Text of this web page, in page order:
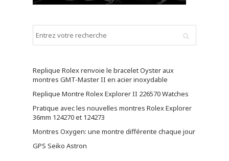
Replique Rolex renvoie le bracelet Oyster aux
montres GMT-Master II en acier inoxydable
Replique Montre Rolex Explorer II 226570 Watches
Pratique avec les nouvelles montres Rolex Explorer
36mm 124270 et 124273
Montres Oxygen: une montre différente chaque jour
GPS Seiko Astron